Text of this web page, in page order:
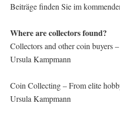
Beiträge finden Sie im
Where are collectors found?
Collectors and other coin buyers
Ursula Kampmann
Coin Collecting – From elite
Ursula Kampmann